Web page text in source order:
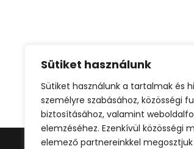
Sütiket használunk
Sütiket használunk a tartalmak és
személyre szabásához, közösségi
biztosításához, valamint
elemzéséhez. Ezenkívül közösségi
elemező partnereinkkel megosztjuk